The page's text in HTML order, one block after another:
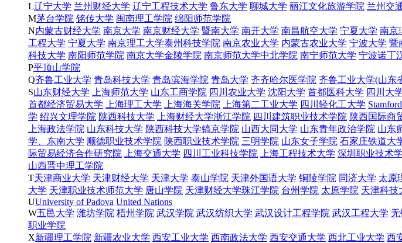
L辽宁大学 兰州财经大学 辽宁工程技术大学 鲁东大学 聊城大学 丽江文化旅游学院 兰州交
M茅台学院 铭传大学 闽南理工学院 绵阳师范学院
N内蒙古财经大学 南京大学 南京财经大学 暨南大学 南开大学 南昌航空大学 宁夏大学 南京
工程大学 宁夏大学 南京理工大学泰州科技学院 南京农业大学 内蒙古农业大学 宁波大学 暨
科技大学 南阳师范学院 南京大学金陵学院 南京师范大学中北学院 南宁师范大学 宁波诺丁
P平顶山学院
Q齐鲁工业大学 青岛科技大学 青岛滨海学院 青岛大学 齐齐哈尔医学院 齐鲁工业大学(山东
S山东财经大学 上海师范大学 山东工商学院 四川农业大学 沈阳大学 首都医科大学 四川大
首都经济贸易大学
上海理工大学 上海海关学院 上海第二工业大学 四川轻化工大学
学 绍兴文理学院 陕西科技大学 上海财经大学浙江学院 四川建筑职业技术学院 陕西国际商
上海政法学院 山东科技大学 陕西科技大学镐京学院 山西大同大学 山东青年政治学院 山东
学、东南大学 顺德职业技术学院 陕西职业技术学院 三明学院 山东女子学院 石家庄铁道大
际贸易经济合作研究院
上海交通大学 四川工业科技学院 上海工程技术大学 深圳职业技术
山西晋中理工学院
T天津商业大学 天津财经大学 天津大学 泰山学院 天津外国语大学 铜陵学院 同济大学 太原
大学 天津职业技术师范大学 唐山学院 天津财经大学珠江学院 台州学院 太原学院 天津科技
UUniversity of Padova United Nations
W五邑大学 潍坊学院 梧州学院 武汉学院 武汉纺织大学 武汉设计工程学院 武汉工程大学 无
职业学院
X新疆理工学院 新疆农业大学 西安工业大学 西南政法大学 西安交通大学 西北工业大学 西